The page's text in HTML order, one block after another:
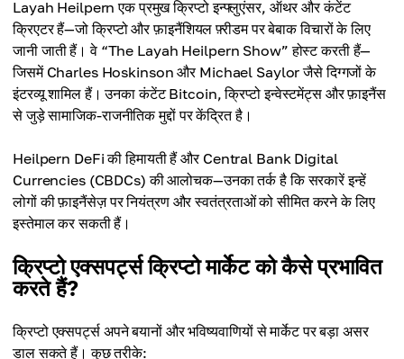
Layah Heilpern एक प्रमुख क्रिप्टो इन्फ्लुएंसर, ऑथर और कंटेंट
क्रिएटर हैं—जो क्रिप्टो और फ़ाइनैंशियल फ़्रीडम पर बेबाक विचारों के लिए
जानी जाती हैं। वे “The Layah Heilpern Show” होस्ट करती हैं—
जिसमें Charles Hoskinson और Michael Saylor जैसे दिग्गजों के
इंटरव्यू शामिल हैं। उनका कंटेंट Bitcoin, क्रिप्टो इन्वेस्टमेंट्स और फ़ाइनैंस
से जुड़े सामाजिक-राजनीतिक मुद्दों पर केंद्रित है।
Heilpern DeFi की हिमायती हैं और Central Bank Digital
Currencies (CBDCs) की आलोचक—उनका तर्क है कि सरकारें इन्हें
लोगों की फ़ाइनैंसेज़ पर नियंत्रण और स्वतंत्रताओं को सीमित करने के लिए
इस्तेमाल कर सकती हैं।
क्रिप्टो एक्सपर्ट्स क्रिप्टो मार्केट को कैसे प्रभावित
करते हैं?
क्रिप्टो एक्सपर्ट्स अपने बयानों और भविष्यवाणियों से मार्केट पर बड़ा असर
डाल सकते हैं। कुछ तरीके: